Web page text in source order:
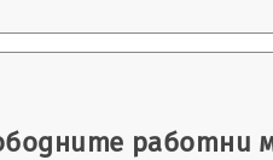
работни